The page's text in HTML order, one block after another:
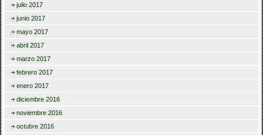
julio 2017
junio 2017
mayo 2017
abril 2017
marzo 2017
febrero 2017
enero 2017
diciembre 2016
noviembre 2016
octubre 2016